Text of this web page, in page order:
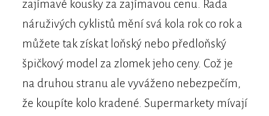
zajímavé kousky za zajímavou cenu. Řada
náruživých cyklistů mění svá kola rok co rok a
můžete tak získat loňský nebo předloňský
špičkový model za zlomek jeho ceny. Což je
na druhou stranu ale vyváženo nebezpečím,
že koupíte kolo kradené. Supermarkety mívají